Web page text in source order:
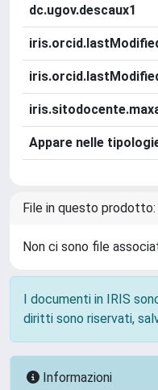
dc.ugov.descaux1
Appare nelle
File in questo prodotto:
Non ci sono file
I documenti in IRIS
diritti sono riservati,
Informazioni